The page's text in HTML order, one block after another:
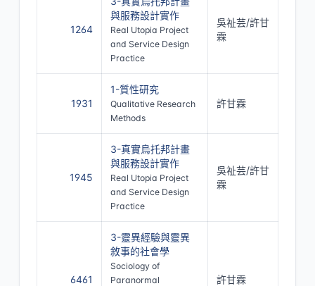
1264
與服務設計實作
Real Utopia Project
and Service Design
Practice
吳祉芸/許甘
霖
1931
1-質性研究
Qualitative Research
Methods
許甘霖
1945
3-真實烏托邦計畫
與服務設計實作
Real Utopia Project
and Service Design
Practice
吳祉芸/許甘
霖
6461
3-靈異經驗與靈異
敘事的社會學
Sociology of
Paranormal
許甘霖